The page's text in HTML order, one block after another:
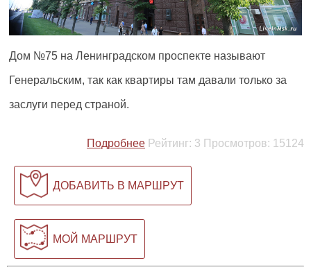
Дом №75 на Ленинградском проспекте называют
Генеральским, так как квартиры там давали только за
заслуги перед страной.
Подробнее Рейтинг: 3 Просмотров: 15124
ДОБАВИТЬ В МАРШРУТ
МОЙ МАРШРУТ